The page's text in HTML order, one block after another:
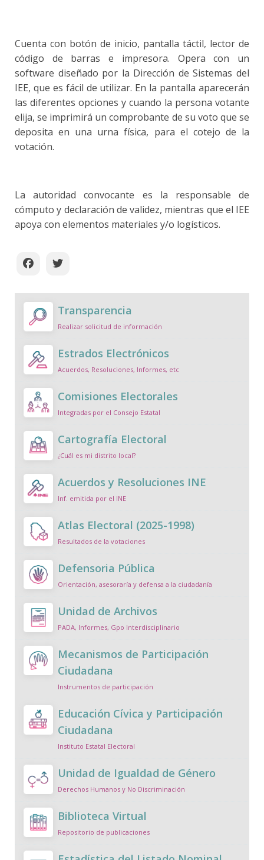
Cuenta con botón de inicio, pantalla táctil, lector de
código de barras e impresora. Opera con un
software diseñado por la Dirección de Sistemas del
IEE, que es fácil de utilizar. En la pantalla aparecerán
las diferentes opciones y cuando la persona votante
elija, se imprimirá un comprobante de su voto que se
deposita en una urna física, para el cotejo de la
votación.
La autoridad convocante es la responsable de
cómputo y declaración de validez, mientras que el IEE
apoya con elementos materiales y/o logísticos.
Transparencia
Realizar solicitud de información
Estrados Electrónicos
Acuerdos, Resoluciones, Informes, etc
Comisiones Electorales
Integradas por el Consejo Estatal
Cartografía Electoral
¿Cuál es mi distrito local?
Acuerdos y Resoluciones INE
Inf. emitida por el INE
Atlas Electoral (2025-1998)
Resultados de la votaciones
Defensoria Pública
Orientación, asesoraría y defensa a la ciudadanía
Unidad de Archivos
PADA, Informes, Gpo Interdisciplinario
Mecanismos de Participación
Ciudadana
Instrumentos de participación
Educación Cívica y Participación
Ciudadana
Instituto Estatal Electoral
Unidad de Igualdad de Género
Derechos Humanos y No Discriminación
Biblioteca Virtual
Repositorio de publicaciones